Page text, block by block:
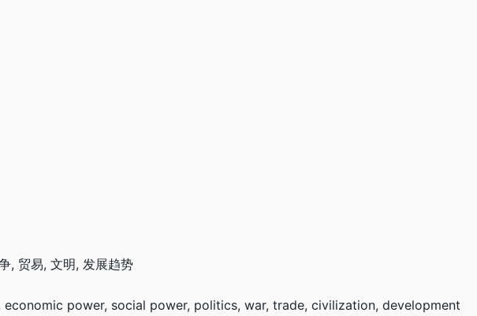
, 贸易, 文明, 发展趋势
economic power, social power, politics, war, trade, civilization, development